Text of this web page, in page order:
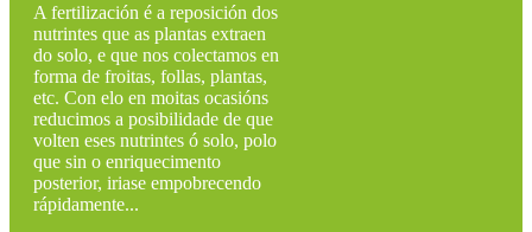
A fertilización é a reposición dos
nutrintes que as plantas extraen
do solo, e que nos colectamos en
forma de froitas, follas, plantas,
etc. Con elo en moitas ocasións
reducimos a posibilidade de que
volten eses nutrintes ó solo, polo
que sin o enriquecimento
posterior, iriase empobrecendo
rápidamente...